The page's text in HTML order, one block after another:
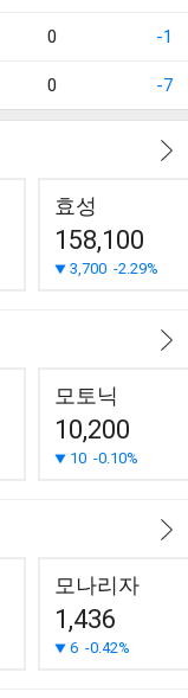
0 -1
0 -7
효성
158,100
3,700 -2.29%
모토닉
10,200
10 -0.10%
모나리자
1,436
6 -0.42%